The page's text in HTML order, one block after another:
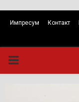
Импресум Контакт
PRIMARY